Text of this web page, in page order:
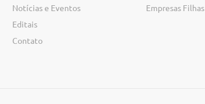
Notícias e Eventos
Editais
Contato
Empresas Filhas